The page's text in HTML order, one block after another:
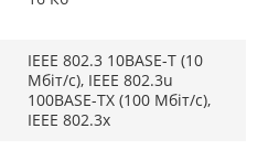
IEEE 802.3 10BASE-T (10
Мбіт/с), IEEE 802.3u
100BASE-TX (100 Мбіт/с),
IEEE 802.3x